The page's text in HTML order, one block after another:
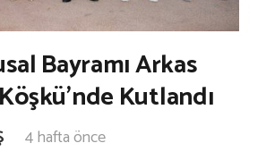
Bayramı Arkas
Kutlandı
4 hafta önce